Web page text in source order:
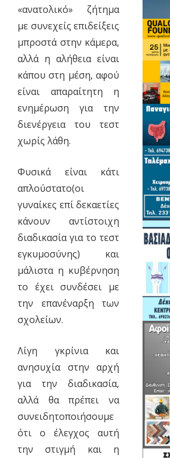
«ανατολικό» ζήτημα
με συνεχείς επιδείξεις
μπροστά στην κάμερα,
αλλά η αλήθεια είναι
κάπου στη μέση, αφού
είναι απαραίτητη η
ενημέρωση για την
διενέργεια του τεστ
χωρίς λάθη.
Φυσικά είναι κάτι
απλούστατο(οι
γυναίκες επί δεκαετίες
κάνουν αντίστοιχη
διαδικασία για το τεστ
εγκυμοσύνης) και
μάλιστα η κυβέρνηση
το έχει συνδέσει με
την επανέναρξη των
σχολείων.
Λίγη γκρίνια και
ανησυχία στην αρχή
για την διαδικασία,
αλλά θα πρέπει να
συνειδητοποιήσουμε
ότι ο έλεγχος αυτή
την στιγμή και η